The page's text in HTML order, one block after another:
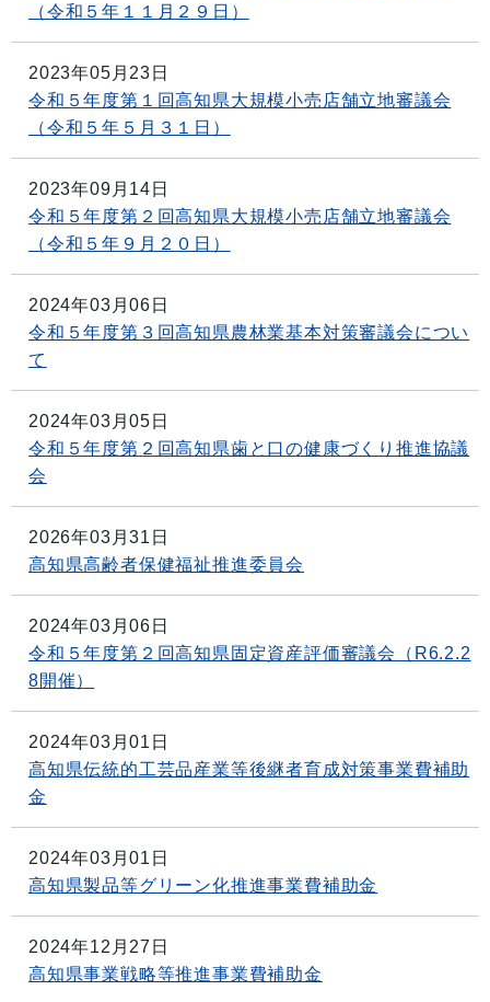
（令和５年１１月２９日）
2023年05月23日
令和５年度第１回高知県大規模小売店舗立地審議会
（令和５年５月３１日）
2023年09月14日
令和５年度第２回高知県大規模小売店舗立地審議会
（令和５年９月２０日）
2024年03月06日
令和５年度第３回高知県農林業基本対策審議会につい
て
2024年03月05日
令和５年度第２回高知県歯と口の健康づくり推進協議
会
2026年03月31日
高知県高齢者保健福祉推進委員会
2024年03月06日
令和５年度第２回高知県固定資産評価審議会（R6.2.2
8開催）
2024年03月01日
高知県伝統的工芸品産業等後継者育成対策事業費補助
金
2024年03月01日
高知県製品等グリーン化推進事業費補助金
2024年12月27日
高知県事業戦略等推進事業費補助金